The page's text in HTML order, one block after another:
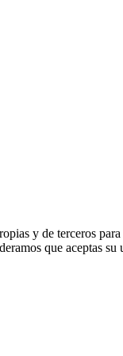
y de terceros
que aceptas